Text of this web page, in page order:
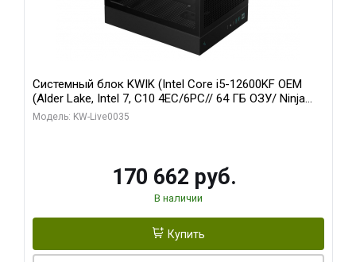
Системный блок KWIK (Intel Core i5-12600KF OEM
(Alder Lake, Intel 7, C10 4EC/6PC// 64 ГБ ОЗУ/ Ninja
Sinotex GTX1650 4GB 128bit GDDR6 DVI DP HDMI 2/
Модель: KW-Live0035
170 662 руб.
В наличии
Купить